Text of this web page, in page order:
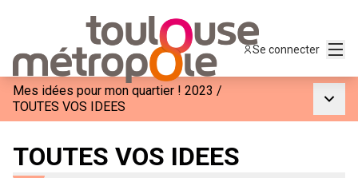
Se connecter
Mes idées pour mon quartier ! 2023 /
TOUTES VOS IDEES
TOUTES VOS IDEES